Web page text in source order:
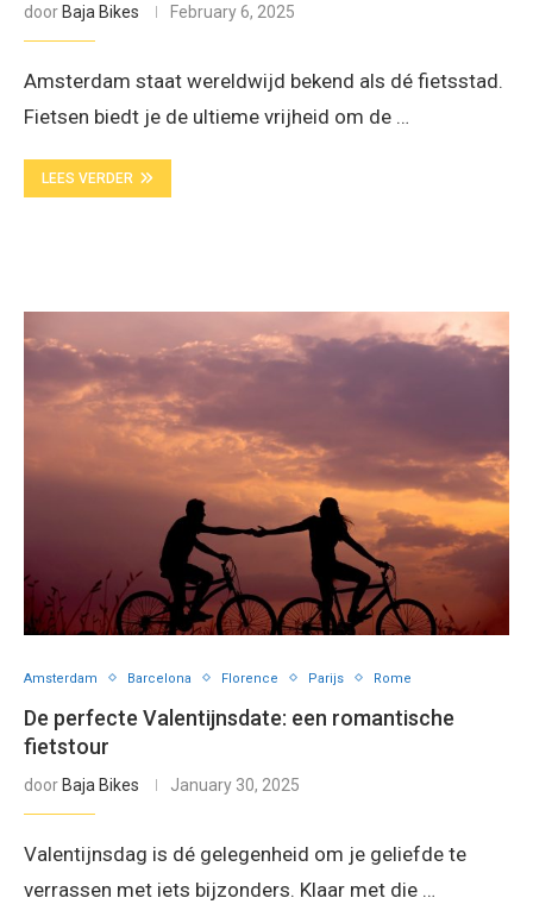
door Baja Bikes February 6, 2025
Amsterdam staat wereldwijd bekend als dé fietsstad.
Fietsen biedt je de ultieme vrijheid om de …
LEES VERDER
Amsterdam Barcelona Florence Parijs Rome
De perfecte Valentijnsdate: een romantische
fietstour
door Baja Bikes January 30, 2025
Valentijnsdag is dé gelegenheid om je geliefde te
verrassen met iets bijzonders. Klaar met die …